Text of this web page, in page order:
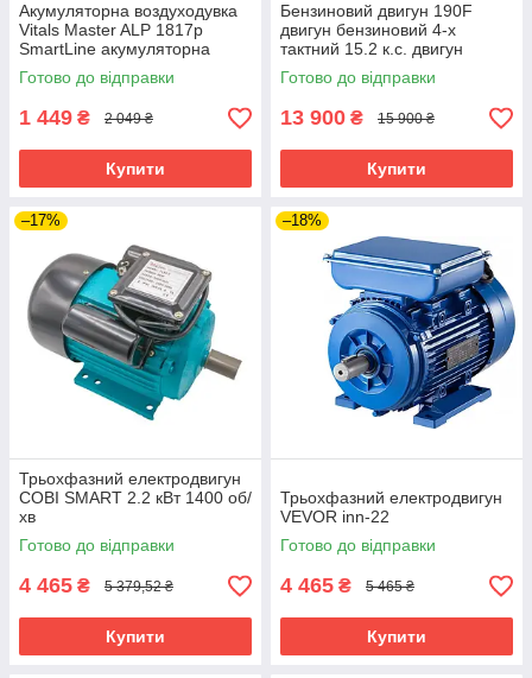
Акумуляторна воздуходувка
Vitals Master ALP 1817p
SmartLine акумуляторна
повітродувка для листя
Готово до відправки
1 449 ₴ 2 049 ₴
Купити
Бензиновий двигун 190F
двигун бензиновий 4-х
тактний 15.2 к.с. двигун
внутрішнього згоряння
Готово до відправки
13 900 ₴ 15 900 ₴
Купити
–17%
Трьохфазний електродвигун
COBI SMART 2.2 кВт 1400 об/
хв
Готово до відправки
4 465 ₴ 5 379,52 ₴
Купити
–18%
Трьохфазний електродвигун
VEVOR inn-22
Готово до відправки
4 465 ₴ 5 465 ₴
Купити